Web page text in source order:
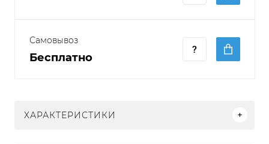
Самовывоз
Бесплатно
ХАРАКТЕРИСТИКИ